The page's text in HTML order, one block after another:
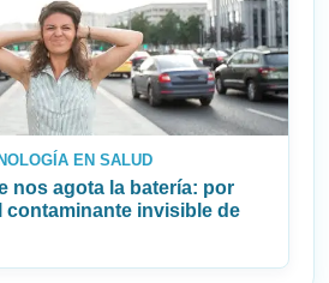
EN SALUD
nos agota la batería: por
contaminante invisible de